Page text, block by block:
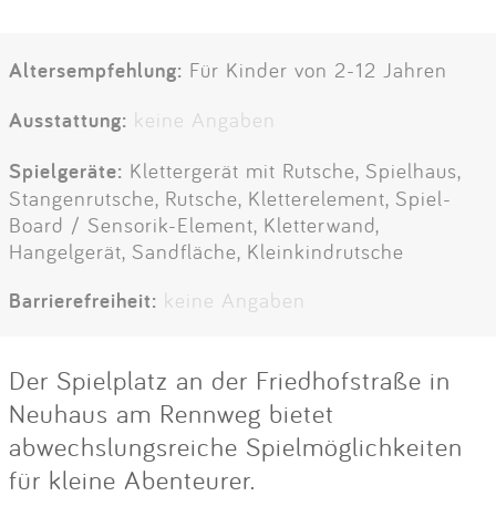
Altersempfehlung: Für Kinder von 2-12 Jahren
Ausstattung: keine Angaben
Spielgeräte: Klettergerät mit Rutsche, Spielhaus,
Stangenrutsche, Rutsche, Kletterelement, Spiel-
Board / Sensorik-Element, Kletterwand,
Hangelgerät, Sandfläche, Kleinkindrutsche
Barrierefreiheit: keine Angaben
Der Spielplatz an der Friedhofstraße in
Neuhaus am Rennweg bietet
abwechslungsreiche Spielmöglichkeiten
für kleine Abenteurer.